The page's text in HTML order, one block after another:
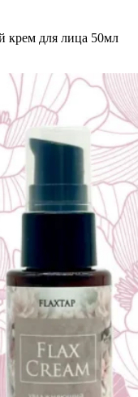
для лица 50мл